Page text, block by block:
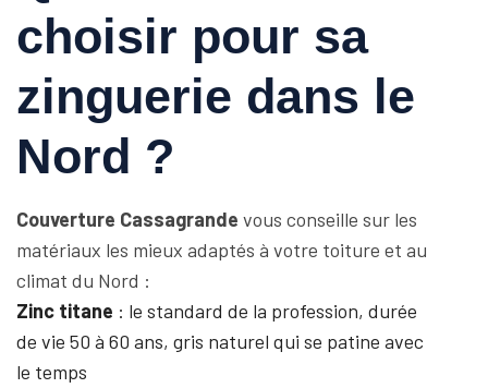
choisir pour sa
zinguerie dans le
Nord ?
Couverture Cassagrande vous conseille sur les
matériaux les mieux adaptés à votre toiture et au
climat du Nord :
Zinc titane : le standard de la profession, durée
de vie 50 à 60 ans, gris naturel qui se patine avec
le temps